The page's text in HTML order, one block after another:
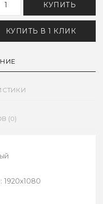
КУПИТЬ
КУПИТЬ В 1 КЛИК
(0)
1920x1080